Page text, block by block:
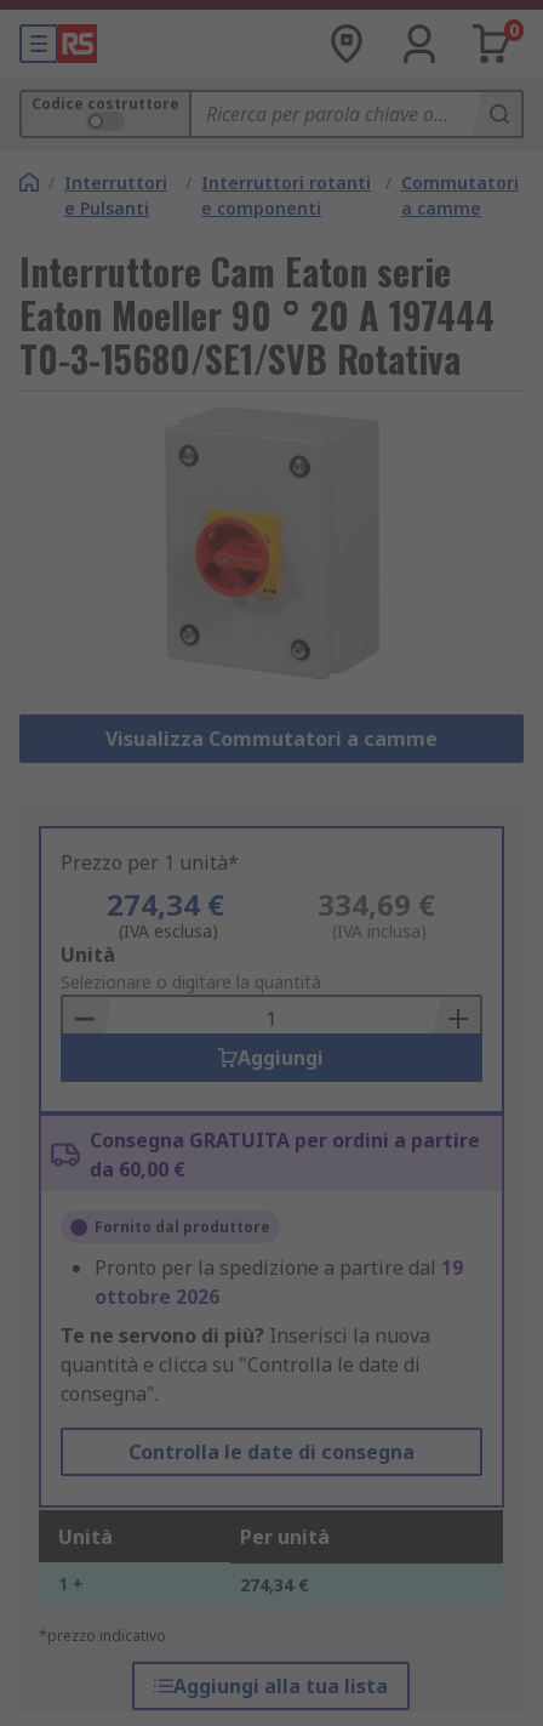
0
Codice costruttore
/ Interruttori
e Pulsanti
/ Interruttori rotanti
e componenti
/ Commutatori
a camme
Interruttore Cam Eaton serie
Eaton Moeller 90 ° 20 A 197444
T0-3-15680/SE1/SVB Rotativa
Visualizza Commutatori a camme
Prezzo per 1 unità*
274,34 €
(IVA esclusa)
334,69 €
(IVA inclusa)
Add
to
Basket
Unità
Selezionare o digitare la quantità
Aggiungi
Consegna GRATUITA per ordini a partire
da 60,00 €
Fornito dal produttore
Pronto per la spedizione a partire dal 19
ottobre 2026
Te ne servono di più? Inserisci la nuova
quantità e clicca su "Controlla le date di
consegna".
Controlla le date di consegna
Unità Per unità
1 + 274,34 €
*prezzo indicativo
Aggiungi alla tua lista